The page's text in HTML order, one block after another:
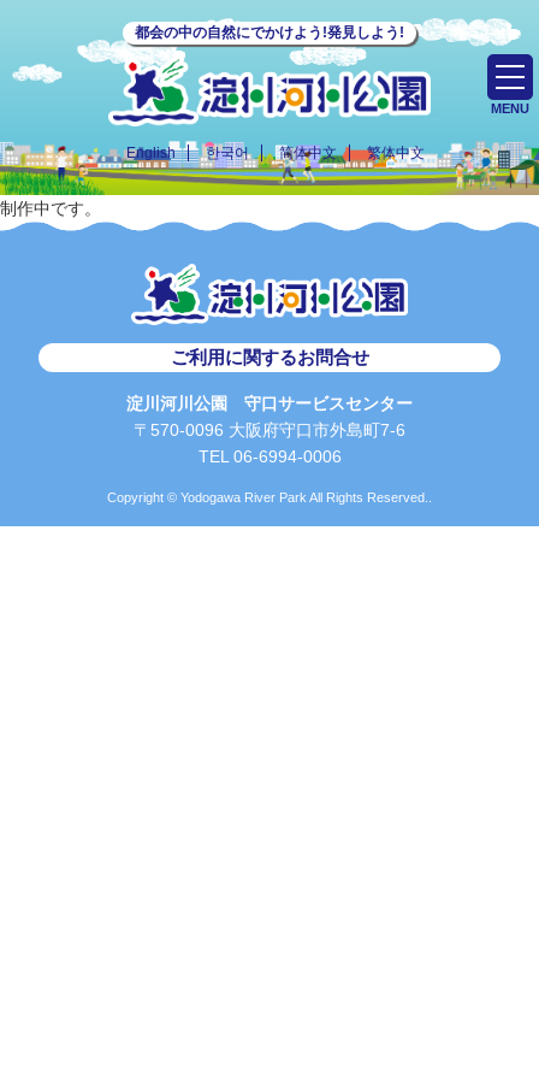
都会の中の自然にでかけよう!発見しよう!
English 한국어 简体中文 繁体中文
MENU
制作中です。
ご利用に関するお問合せ
淀川河川公園 守口サービスセンター
〒570-0096 大阪府守口市外島町7-6
TEL 06-6994-0006
Copyright © Yodogawa River Park All Rights Reserved..